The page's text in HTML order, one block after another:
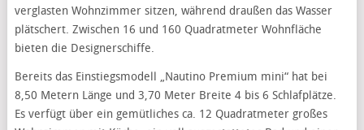
verglasten Wohnzimmer sitzen, während draußen das Wasser
plätschert. Zwischen 16 und 160 Quadratmeter Wohnfläche
bieten die Designerschiffe.
Bereits das Einstiegsmodell „Nautino Premium mini“ hat bei
8,50 Metern Länge und 3,70 Meter Breite 4 bis 6 Schlafplätze.
Es verfügt über ein gemütliches ca. 12 Quadratmeter großes